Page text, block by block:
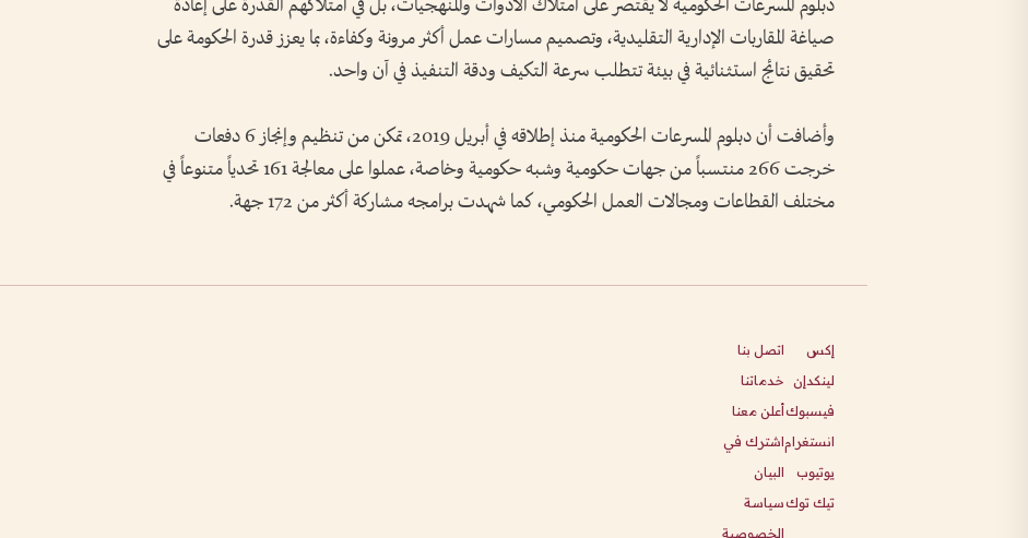
دبلوم المسرعات الحكومية لا يقتصر على امتلاك الأدوات والمنهجيات، بل في امتلاكهم القدرة على إعادة
صياغة المقاربات الإدارية التقليدية، وتصميم مسارات عمل أكثر مرونة وكفاءة، بما يعزز قدرة الحكومة على
تحقيق نتائج استثنائية في بيئة تتطلب سرعة التكيف ودقة التنفيذ في آن واحد.
وأضافت أن دبلوم المسرعات الحكومية منذ إطلاقه في أبريل 2019، تمكن من تنظيم وإنجاز 6 دفعات
خرجت 266 منتسباً من جهات حكومية وشبه حكومية وخاصة، عملوا على معالجة 161 تحدياً متنوعاً في
مختلف القطاعات ومجالات العمل الحكومي، كما شهدت برامجه مشاركة أكثر من 172 جهة.
إكس
لينكدإن
فيسبوك
انستغرام
يوتيوب
تيك توك
اتصل بنا
خدماتنا
أعلن معنا
اشترك في
البيان
سياسة
الخصوصية